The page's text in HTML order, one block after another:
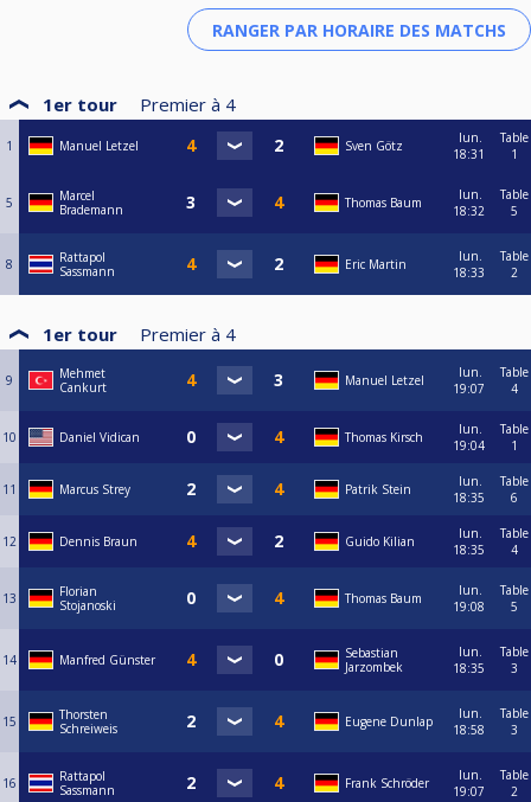
1er tour Premier à 4
1 Manuel Letzel Sven Götz
lun.
18:31
Table
1
5
Marcel
Brademann
Thomas Baum
lun.
18:32
Table
5
8
Rattapol
Sassmann
Eric Martin
lun.
18:33
Table
2
1er tour Premier à 4
9
Mehmet
Cankurt
Manuel Letzel
lun.
19:07
Table
4
10 Daniel Vidican Thomas Kirsch
lun.
19:04
Table
1
11 Marcus Strey Patrik Stein
lun.
18:35
Table
6
12 Dennis Braun Guido Kilian
lun.
18:35
Table
4
13
Florian
Stojanoski
Thomas Baum
lun.
19:08
Table
5
14 Manfred Günster
Sebastian
Jarzombek
lun.
18:35
Table
3
15
Thorsten
Schreiweis
Eugene Dunlap
lun.
18:58
Table
3
16
Rattapol
Sassmann
Frank Schröder
lun.
19:07
Table
2